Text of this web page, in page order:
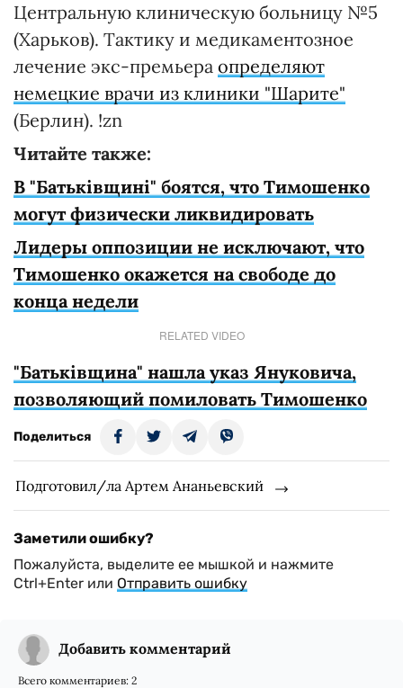
Центральную клиническую больницу №5
(Харьков). Тактику и медикаментозное
лечение экс-премьера определяют
немецкие врачи из клиники "Шарите"
(Берлин). !zn
Читайте также:
В "Батьківщині" боятся, что Тимошенко
могут физически ликвидировать
Лидеры оппозиции не исключают, что
Тимошенко окажется на свободе до
конца недели
RELATED VIDEO
"Батьківщина" нашла указ Януковича,
позволяющий помиловать Тимошенко
Поделиться
Подготовил/ла Артем Ананьевский
Заметили ошибку?
Пожалуйста, выделите ее мышкой и нажмите
Ctrl+Enter или Отправить ошибку
Добавить комментарий
Всего комментариев: 2